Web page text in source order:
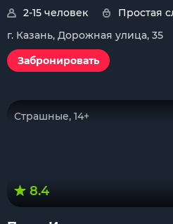
2-15 человек
Простая
г. Казань, Дорожная улица, 35
Забронировать
Страшные, 14+
8.4